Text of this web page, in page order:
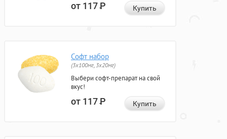
от 117Р Купить
Софт набор
(3x100мг, 3x20мг)
Выбери софт-препарат на свой
вкус!
от 117Р Купить